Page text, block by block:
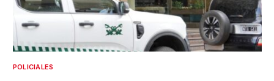
POLICIALES